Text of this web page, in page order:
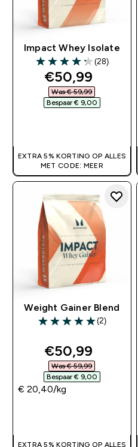
Impact Whey Isolate
4.25 out of 5 stars
(28)
discounted
€50,99‎
Was € 59,99‎
Bespaar € 9,00‎
EXTRA 5% KORTING OP ALLES
MET CODE: MEER
Weight Gainer Blend
5 out of 5 stars
(2)
discounted
€50,99‎
Was € 59,99‎
Bespaar € 9,00‎
€ 20,40‎/kg
EXTRA 5% KORTING OP ALLES